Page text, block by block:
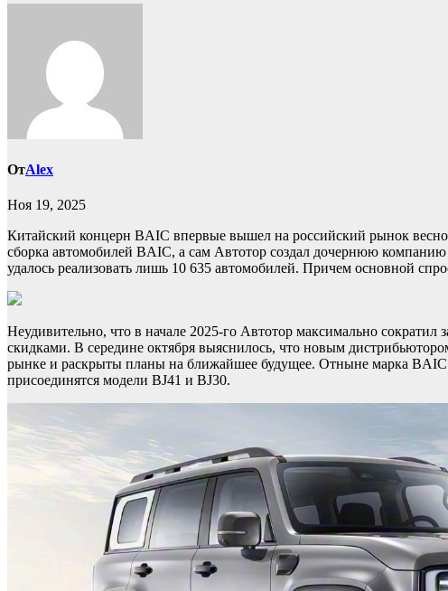
ОтAlex
Ноя 19, 2025
Китайский концерн BAIC впервые вышел на российский рынок
сборка автомобилей BAIC, а сам Автотор создал дочернюю
удалось реализовать лишь 10 635 автомобилей. Причем основной
Неудивительно, что в начале 2025-го Автотор максимально
скидками. В середине октября выяснилось, что новым
рынке и раскрыты планы на ближайшее будущее. Отныне марка BAIC
присоединятся модели BJ41 и BJ30.